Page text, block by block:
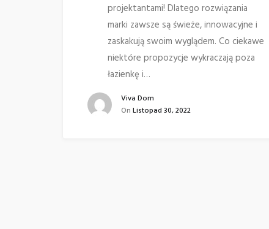
projektantami! Dlatego rozwiązania
marki zawsze są świeże, innowacyjne i
zaskakują swoim wyglądem. Co ciekawe
niektóre propozycje wykraczają poza
łazienkę i…
Viva Dom
On Listopad 30, 2022